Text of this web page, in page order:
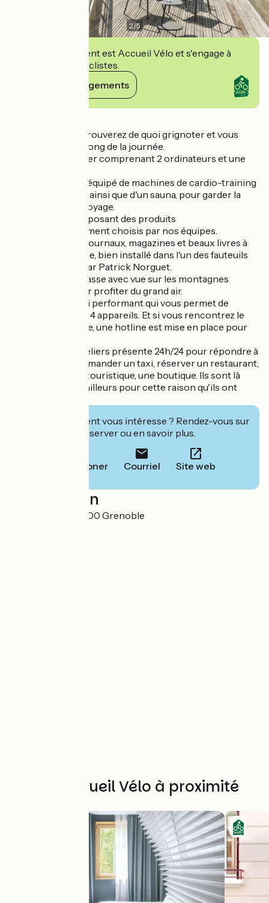
2/5
Cet établissement est Accueil Vélo et s'engage à
accueillir des cyclistes.
Voir ses engagements
Un Club où vous trouverez de quoi grignoter et vous
rafraîchir tout au long de la journée.
Un business corner comprenant 2 ordinateurs et une
Un espace forme équipé de machines de cardio-training
et de musculation ainsi que d'un sauna, pour garder la
forme, même en voyage.
Une boutique proposant des produits
locaux soigneusement choisis par nos équipes.
Une sélection de journaux, magazines et beaux livres à
consulter sur place, bien installé dans l'un des fauteuils
design dessinés par Patrick Norguet.
Une superbe terrasse avec vue sur les montagnes
grenobloises pour profiter du grand air.
Et bien sûr : un wifi performant qui vous permet de
connecter jusqu'à 4 appareils. Et si vous rencontrez le
moindre problème, une hotline est mise en place pour
Une équipe d'hôteliers présente 24h/24 pour répondre à
vos besoins : commander un taxi, réserver un restaurant,
conseiller un lieu touristique, une boutique. Ils sont là
pour ça et c'est d'ailleurs pour cette raison qu'ils ont
Cet établissement vous intéresse ? Rendez-vous sur
leur site pour réserver ou en savoir plus.
Téléphoner Courriel Site web
Localisation
23, rue Hoche 38100 Grenoble
Autres Accueil Vélo à proximité